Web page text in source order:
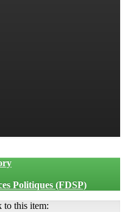
Politiques (FDSP)
to this item: